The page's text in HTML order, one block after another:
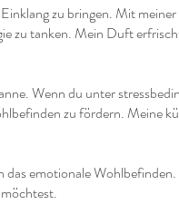
zu bringen. Mit meiner
zu tanken. Mein Duft
Wenn du unter
zu fördern. Meine
emotionale